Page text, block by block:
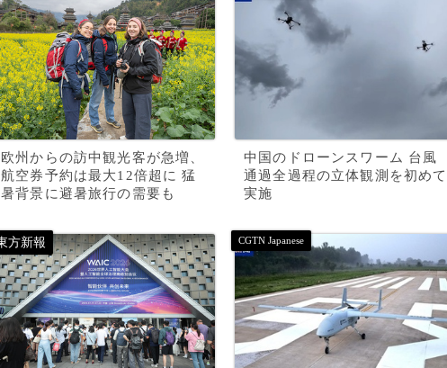
欧州からの訪中観光客が急増、
航空券予約は最大12倍超に 猛
暑背景に避暑旅行の需要も
中国のドローンスワーム 台風
通過全過程の立体観測を初めて
実施